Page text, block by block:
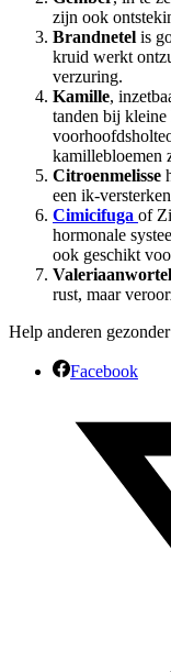
zijn ook
Brandnetel is
kruid werkt
verzuring.
Kamille,
tanden bij
kamillebloemen
Citroenmelisse
een ik-
Cimicifuga of
hormonale
ook geschikt
Valeriaanwortel
rust, maar
Help anderen
Facebook